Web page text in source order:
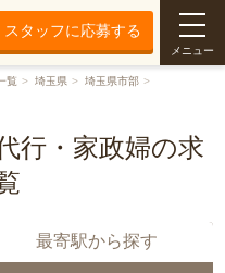
スタッフに応募する
メニュー
覧 埼玉県
埼玉県市部
行・家政婦の求
最寄駅から探す